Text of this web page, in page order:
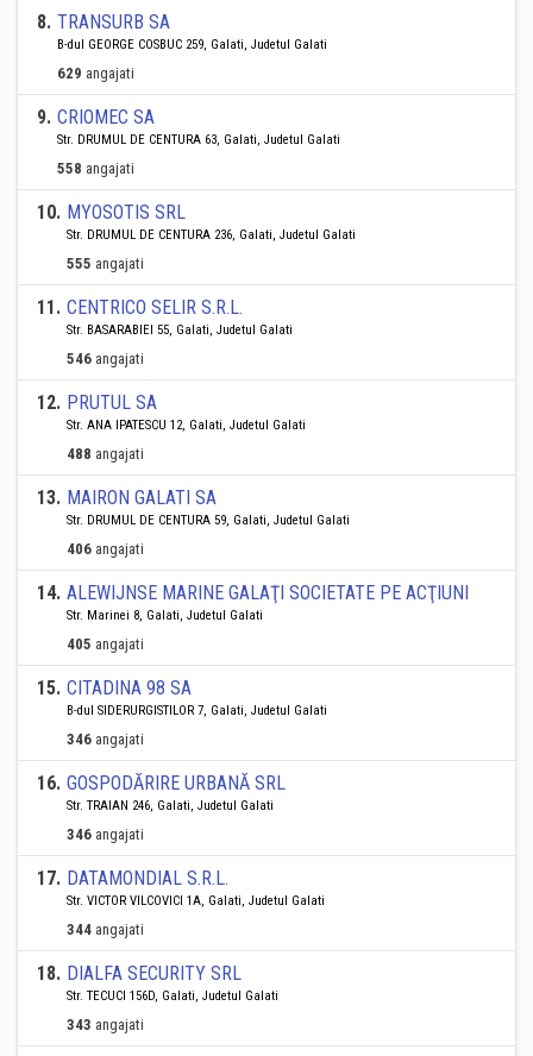
8. TRANSURB SA
B-dul GEORGE COSBUC 259, Galati, Judetul Galati
629 angajati
9. CRIOMEC SA
Str. DRUMUL DE CENTURA 63, Galati, Judetul Galati
558 angajati
10. MYOSOTIS SRL
Str. DRUMUL DE CENTURA 236, Galati, Judetul Galati
555 angajati
11. CENTRICO SELIR S.R.L.
Str. BASARABIEI 55, Galati, Judetul Galati
546 angajati
12. PRUTUL SA
Str. ANA IPATESCU 12, Galati, Judetul Galati
488 angajati
13. MAIRON GALATI SA
Str. DRUMUL DE CENTURA 59, Galati, Judetul Galati
406 angajati
14. ALEWIJNSE MARINE GALAŢI SOCIETATE PE ACŢIUNI
Str. Marinei 8, Galati, Judetul Galati
405 angajati
15. CITADINA 98 SA
B-dul SIDERURGISTILOR 7, Galati, Judetul Galati
346 angajati
16. GOSPODĂRIRE URBANĂ SRL
Str. TRAIAN 246, Galati, Judetul Galati
346 angajati
17. DATAMONDIAL S.R.L.
Str. VICTOR VILCOVICI 1A, Galati, Judetul Galati
344 angajati
18. DIALFA SECURITY SRL
Str. TECUCI 156D, Galati, Judetul Galati
343 angajati